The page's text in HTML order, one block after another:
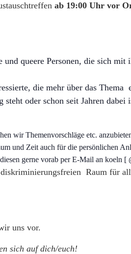
ab 19:00 Uhr vor
queere Personen, die sich mit
die mehr über das Thema
oder schon seit Jahren dabei
wir Themenvorschläge etc.
und Zeit auch für die persönlichen
gerne vorab per E-Mail an koeln [
Raum für
uns vor.
sich auf dich/euch!